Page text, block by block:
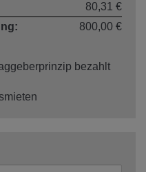
80,31 €
800,00 €
bezahlt